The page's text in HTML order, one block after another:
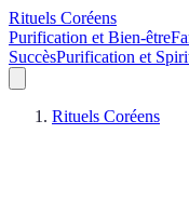
Rituels Coréens
Purification et Bien-être
SuccèsPurification et
Rituels Coréens